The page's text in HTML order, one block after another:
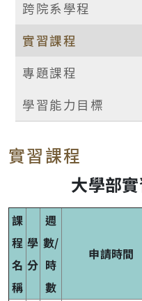
跨院系學程
實習課程
專題課程
學習能力目標
實習課程
大學部
課
程
名
稱
學
分
週
數/
時
數
申請時間